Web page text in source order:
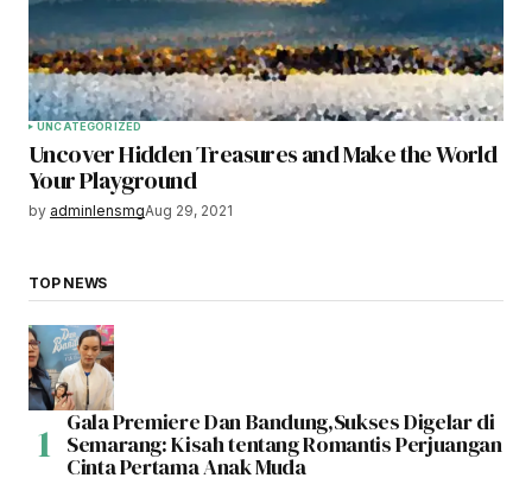
UNCATEGORIZED
Uncover Hidden Treasures and Make the World
Your Playground
by adminlensmgAug 29, 2021
TOP NEWS
Gala Premiere Dan Bandung,Sukses Digelar di
Semarang: Kisah tentang Romantis Perjuangan
Cinta Pertama Anak Muda